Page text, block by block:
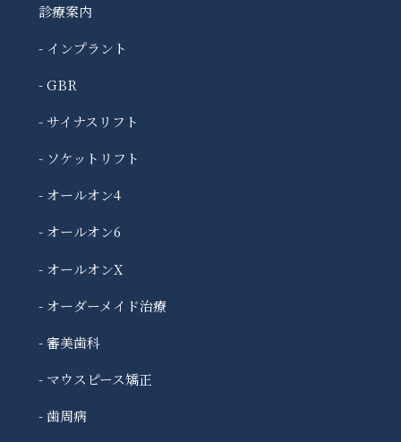
診療案内
- インプラント
- GBR
- サイナスリフト
- ソケットリフト
- オールオン4
- オールオン6
- オールオンX
- オーダーメイド治療
- 審美歯科
- マウスピース矯正
- 歯周病